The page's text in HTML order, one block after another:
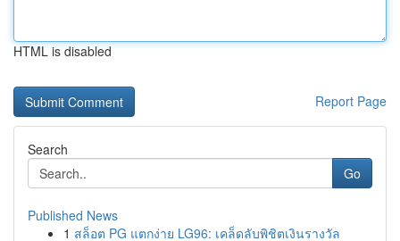
HTML is disabled
Report Page
Search
Go
Published News
1 สล็อต PG แตกง่าย LG96: เคล็ดลับพิชิตเงินรางวัล